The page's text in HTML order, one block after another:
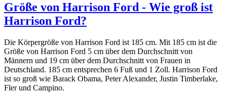
Größe von Harrison Ford - Wie groß ist
Harrison Ford?
Die Körpergröße von Harrison Ford ist 185 cm. Mit 185 cm ist die
Größe von Harrison Ford 5 cm über dem Durchschnitt von
Männern und 19 cm über dem Durchschnitt von Frauen in
Deutschland. 185 cm entsprechen 6 Fuß und 1 Zoll. Harrison Ford
ist so groß wie Barack Obama, Peter Alexander, Justin Timberlake,
Fler und Campino.